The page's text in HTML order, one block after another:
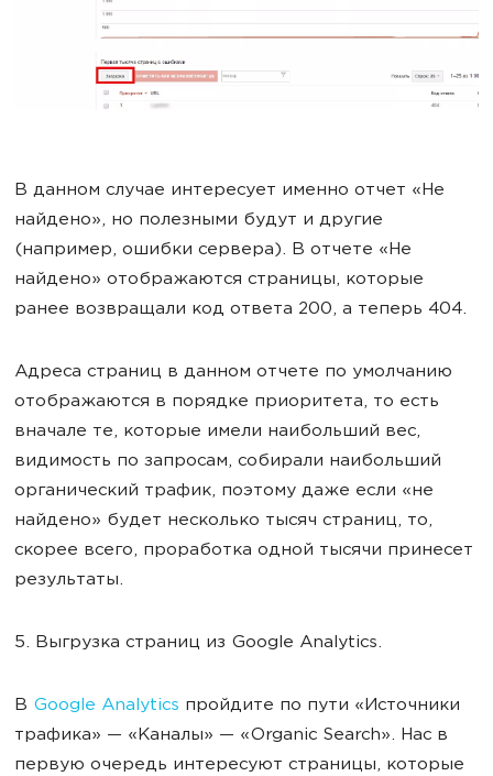
В данном случае интересует именно отчет «Не
найдено», но полезными будут и другие
(например, ошибки сервера). В отчете «Не
найдено» отображаются страницы, которые
ранее возвращали код ответа 200, а теперь 404.
Адреса страниц в данном отчете по умолчанию
отображаются в порядке приоритета, то есть
вначале те, которые имели наибольший вес,
видимость по запросам, собирали наибольший
органический трафик, поэтому даже если «не
найдено» будет несколько тысяч страниц, то,
скорее всего, проработка одной тысячи принесет
результаты.
5. Выгрузка страниц из Google Analytics.
В Google Analytics пройдите по пути «Источники
трафика» — «Каналы» — «Organic Search». Нас в
первую очередь интересуют страницы, которые